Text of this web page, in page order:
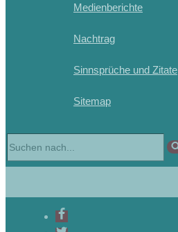
Medienberichte
Nachtrag
Sinnsprüche und Zitate
Sitemap